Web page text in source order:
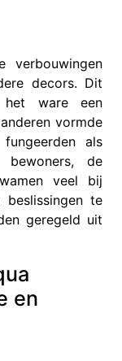
decors. Dit
ware een
vormde
als
bewoners, de
veel bij
te
geregeld uit
en